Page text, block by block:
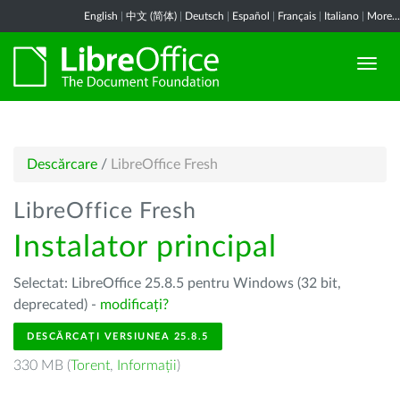
English 中文 (简体) Deutsch Español Français Italiano More...
Descărcare / LibreOffice Fresh
LibreOffice Fresh
Instalator principal
Selectat: LibreOffice 25.8.5 pentru Windows (32 bit,
deprecated) - modificați?
DESCĂRCAȚI VERSIUNEA 25.8.5
330 MB (Torent, Informații)